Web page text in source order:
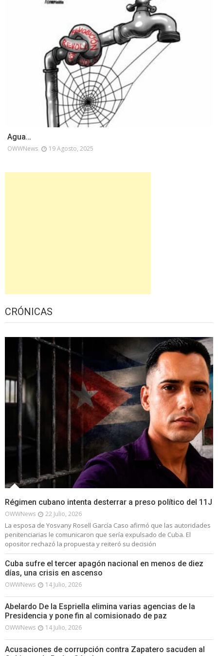
Agua…
OWWNews 19 Agosto, 2025
CRÓNICAS
Régimen cubano intenta desterrar a preso político del 11J
OWWNews 22 Julio, 2026
La esposa de Yosvany Rosell García Caso afirmó que las autoridades
penitenciarias le comunicaron que sería expulsado de Cuba. El
opositor rechazó la propuesta y reiteró su decisión
Cuba sufre el tercer apagón nacional en menos de diez
días, una crisis en ascenso
OWWNews 14 Julio, 2026
Abelardo De la Espriella elimina varias agencias de la
Presidencia y pone fin al comisionado de paz
OWWNews 14 Julio, 2026
Acusaciones de corrupción contra Zapatero sacuden al